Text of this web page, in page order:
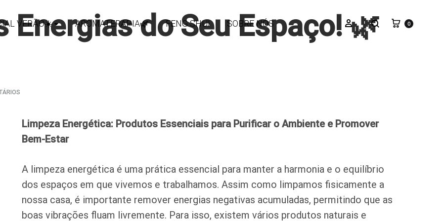
VERÃO☀️ AROMATERAPIA🌿 FENG SHUI SOBRE NÓS Iniciar sessão
PesquisarCarrinho
0
Energias do Seu Espaço! 🌿
AS
ENERGIAS
DO
✨
Limpeza Energética: Produtos Essenciais para Purificar o Ambiente e Promover
Bem-Estar
A limpeza energética é uma prática essencial para manter a harmonia e o equilíbrio
dos espaços em que vivemos e trabalhamos. Assim como limpamos fisicamente a
nossa casa, é importante remover energias negativas acumuladas, permitindo que as
boas vibrações fluam livremente. Para isso, existem vários produtos naturais e